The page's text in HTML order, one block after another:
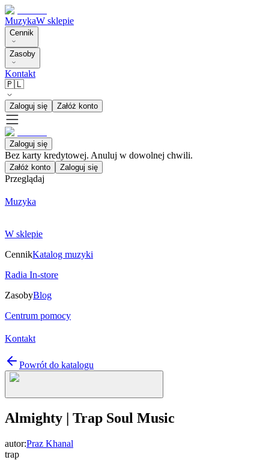
MuzykaW sklepie
Cennik
Zasoby
Kontakt
🇵🇱
Zaloguj się Załóż konto
Zaloguj się
Bez karty kredytowej. Anuluj w dowolnej chwili.
Załóż konto Zaloguj się
Przeglądaj
Muzyka
W sklepie
CennikKatalog muzyki
Radia In-store
ZasobyBlog
Centrum pomocy
Kontakt
Powrót do katalogu
Almighty | Trap Soul Music
autor:Praz Khanal
trap